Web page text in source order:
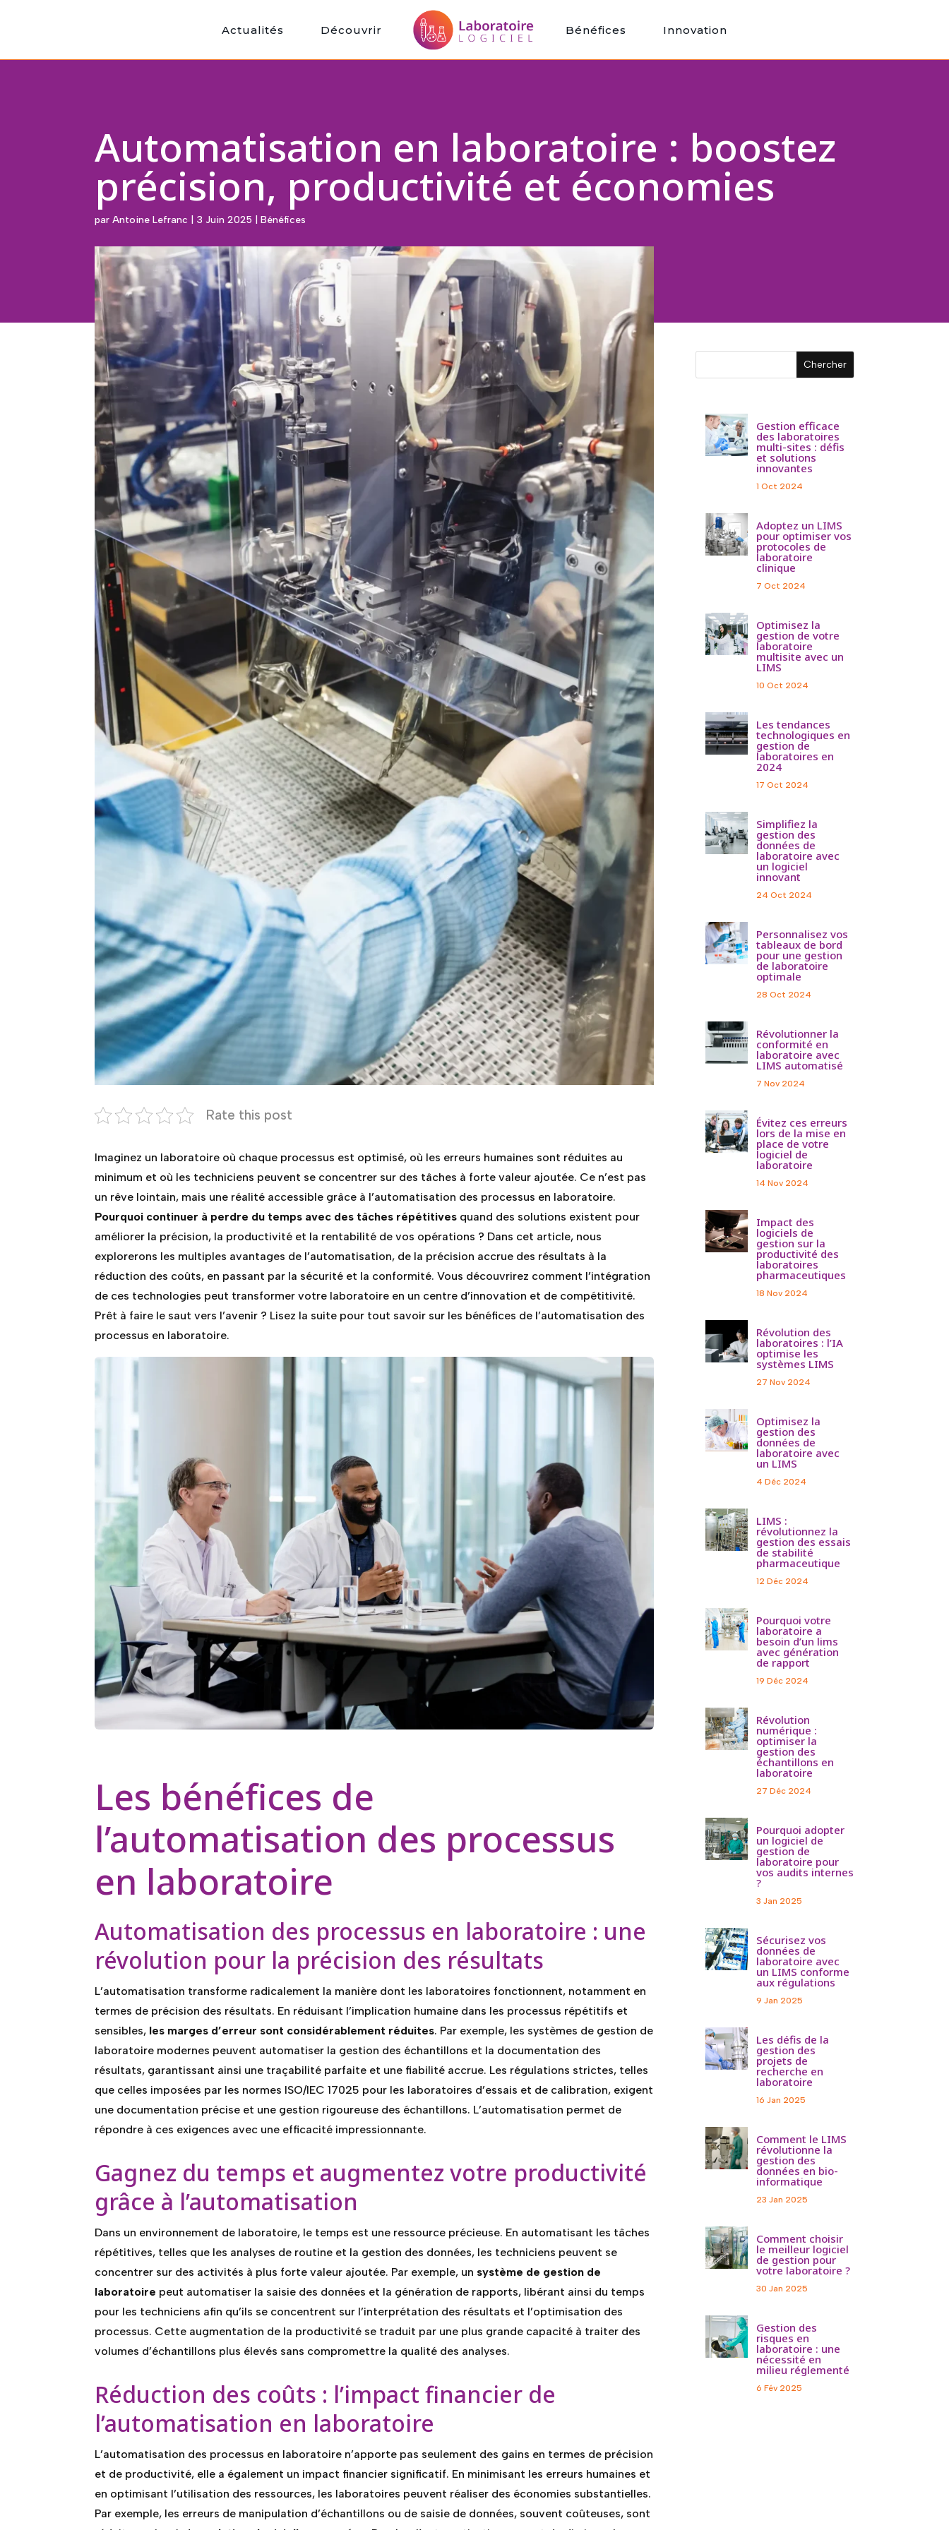
Actualités Découvrir Bénéfices Innovation
Automatisation en laboratoire : boostez
précision, productivité et économies
parAntoine Lefranc 3 Juin 2025 |Bénéfices
Rate this post
Imaginez un laboratoire où chaque processus est optimisé, où les erreurs humaines sont réduites au
minimum et où les techniciens peuvent se concentrer sur des tâches à forte valeur ajoutée. Ce n’est pas
un rêve lointain, mais une réalité accessible grâce à l’automatisation des processus en laboratoire.
Pourquoi continuer à perdre du temps avec des tâches répétitives quand des solutions existent pour
améliorer la précision, la productivité et la rentabilité de vos opérations ? Dans cet article, nous
explorerons les multiples avantages de l’automatisation, de la précision accrue des résultats à la
réduction des coûts, en passant par la sécurité et la conformité. Vous découvrirez comment l’intégration
de ces technologies peut transformer votre laboratoire en un centre d’innovation et de compétitivité.
Prêt à faire le saut vers l’avenir ? Lisez la suite pour tout savoir sur les bénéfices de l’automatisation des
processus en laboratoire.
Les bénéfices de
l’automatisation des processus
en laboratoire
Automatisation des processus en laboratoire : une
révolution pour la précision des résultats
L’automatisation transforme radicalement la manière dont les laboratoires fonctionnent, notamment en
termes de précision des résultats. En réduisant l’implication humaine dans les processus répétitifs et
sensibles, les marges d’erreur sont considérablement réduites. Par exemple, les systèmes de gestion de
laboratoire modernes peuvent automatiser la gestion des échantillons et la documentation des
résultats, garantissant ainsi une traçabilité parfaite et une fiabilité accrue. Les régulations strictes, telles
que celles imposées par les normes ISO/IEC 17025 pour les laboratoires d’essais et de calibration, exigent
une documentation précise et une gestion rigoureuse des échantillons. L’automatisation permet de
répondre à ces exigences avec une efficacité impressionnante.
Gagnez du temps et augmentez votre productivité
grâce à l’automatisation
Dans un environnement de laboratoire, le temps est une ressource précieuse. En automatisant les tâches
répétitives, telles que les analyses de routine et la gestion des données, les techniciens peuvent se
concentrer sur des activités à plus forte valeur ajoutée. Par exemple, un système de gestion de
laboratoire peut automatiser la saisie des données et la génération de rapports, libérant ainsi du temps
pour les techniciens afin qu’ils se concentrent sur l’interprétation des résultats et l’optimisation des
processus. Cette augmentation de la productivité se traduit par une plus grande capacité à traiter des
volumes d’échantillons plus élevés sans compromettre la qualité des analyses.
Réduction des coûts : l’impact financier de
l’automatisation en laboratoire
L’automatisation des processus en laboratoire n’apporte pas seulement des gains en termes de précision
et de productivité, elle a également un impact financier significatif. En minimisant les erreurs humaines et
en optimisant l’utilisation des ressources, les laboratoires peuvent réaliser des économies substantielles.
Par exemple, les erreurs de manipulation d’échantillons ou de saisie de données, souvent coûteuses, sont
Gestion efficace
des laboratoires
multi-sites : défis
et solutions
innovantes
1 Oct 2024
Adoptez un LIMS
pour optimiser vos
protocoles de
laboratoire
clinique
7 Oct 2024
Optimisez la
gestion de votre
laboratoire
multisite avec un
LIMS
10 Oct 2024
Les tendances
technologiques en
gestion de
laboratoires en
2024
17 Oct 2024
Simplifiez la
gestion des
données de
laboratoire avec
un logiciel
innovant
24 Oct 2024
Personnalisez vos
tableaux de bord
pour une gestion
de laboratoire
optimale
28 Oct 2024
Révolutionner la
conformité en
laboratoire avec
LIMS automatisé
7 Nov 2024
Évitez ces erreurs
lors de la mise en
place de votre
logiciel de
laboratoire
14 Nov 2024
Impact des
logiciels de
gestion sur la
productivité des
laboratoires
pharmaceutiques
18 Nov 2024
Révolution des
laboratoires : l’IA
optimise les
systèmes LIMS
27 Nov 2024
Optimisez la
gestion des
données de
laboratoire avec
un LIMS
4 Déc 2024
LIMS :
révolutionnez la
gestion des essais
de stabilité
pharmaceutique
12 Déc 2024
Pourquoi votre
laboratoire a
besoin d’un lims
avec génération
de rapport
19 Déc 2024
Révolution
numérique :
optimiser la
gestion des
échantillons en
laboratoire
27 Déc 2024
Pourquoi adopter
un logiciel de
gestion de
laboratoire pour
vos audits internes
?
3 Jan 2025
Sécurisez vos
données de
laboratoire avec
un LIMS conforme
aux régulations
9 Jan 2025
Les défis de la
gestion des
projets de
recherche en
laboratoire
16 Jan 2025
Comment le LIMS
révolutionne la
gestion des
données en bio-
informatique
23 Jan 2025
Comment choisir
le meilleur logiciel
de gestion pour
votre laboratoire ?
30 Jan 2025
Gestion des
risques en
laboratoire : une
nécessité en
milieu réglementé
6 Fév 2025